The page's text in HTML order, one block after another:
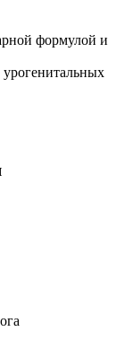
формулой и